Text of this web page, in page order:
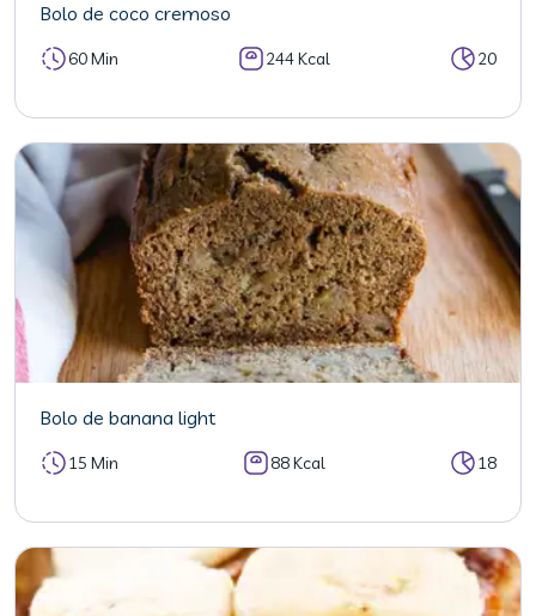
Bolo de coco cremoso
60 Min 244 Kcal 20
Bolo de banana light
15 Min 88 Kcal 18